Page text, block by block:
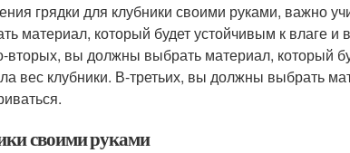
грядки для клубники своими руками, важно
материал, который будет устойчивым к влаге и
вторых, вы должны выбрать материал, который
вес клубники. В-третьих, вы должны выбрать
своими руками